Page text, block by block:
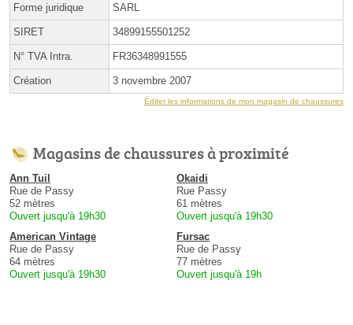
Forme juridique SARL
SIRET 34899155501252
N° TVA Intra. FR36348991555
Création 3 novembre 2007
Éditer les informations de mon magasin de chaussures
Magasins de chaussures à proximité
Ann Tuil
Rue de Passy
52 mètres
Ouvert jusqu'à 19h30
Okaidi
Rue Passy
61 mètres
Ouvert jusqu'à 19h30
American Vintage
Rue de Passy
64 mètres
Ouvert jusqu'à 19h30
Fursac
Rue de Passy
77 mètres
Ouvert jusqu'à 19h